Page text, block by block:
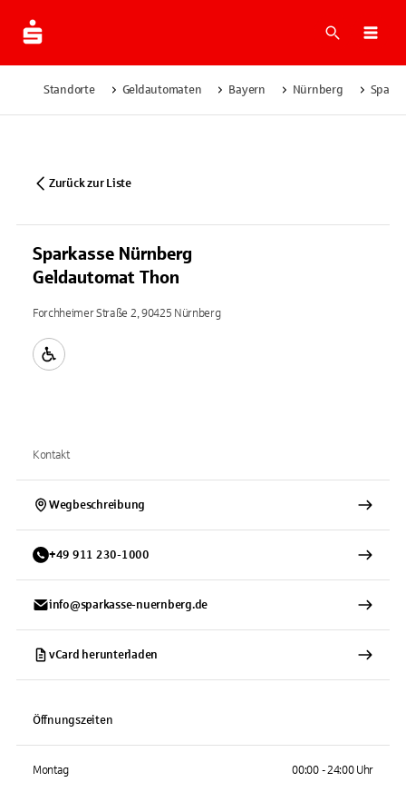
Suche
Standorte Geldautomaten Bayern Nürnberg
Zurück zur Liste
Sparkasse Nürnberg
Geldautomat Thon
Forchheimer Straße 2, 90425 Nürnberg
Kontakt
Wegbeschreibung
+49 911 230-1000
info@sparkasse-nuernberg.de
vCard herunterladen
Öffnungszeiten
Montag 00:00 - 24:00 Uhr